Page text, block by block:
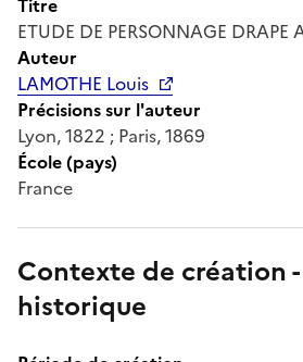
ETUDE DE PERSONNAGE DRAPE
Auteur
LAMOTHE Louis
Précisions sur l'auteur
Lyon, 1822 ; Paris, 1869
École (pays)
France
Contexte de création
historique